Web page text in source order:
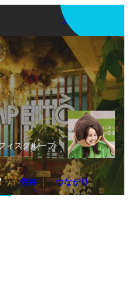
アプリを使う
ィスグループ
性格 つながり